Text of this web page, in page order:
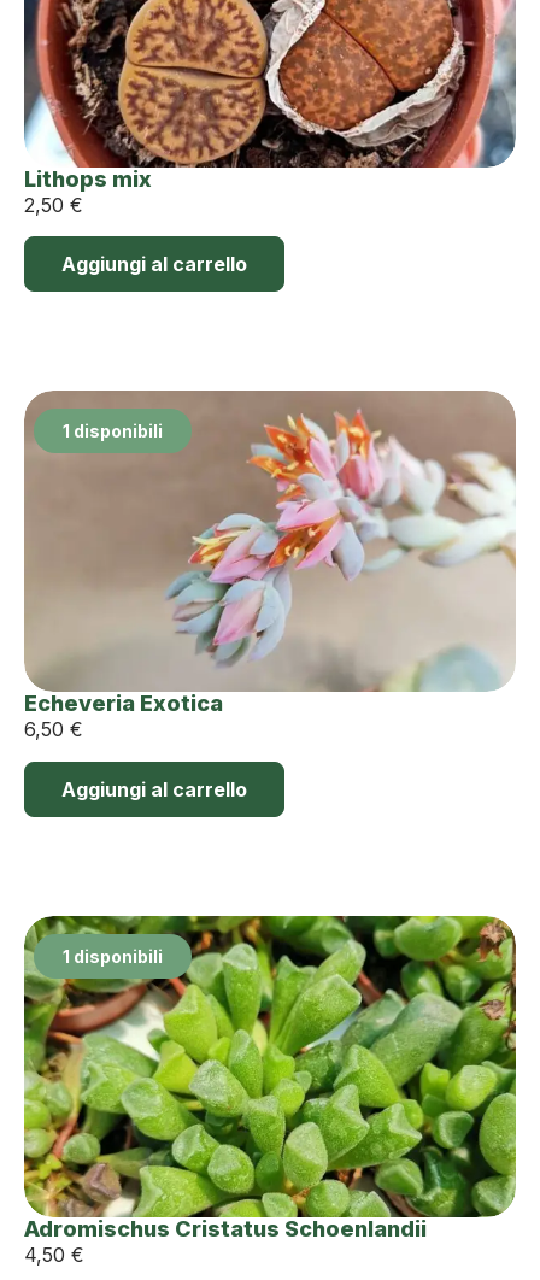
Lithops mix
2,50 €
Aggiungi al carrello
1 disponibili
Echeveria Exotica
6,50 €
Aggiungi al carrello
1 disponibili
Adromischus Cristatus Schoenlandii
4,50 €